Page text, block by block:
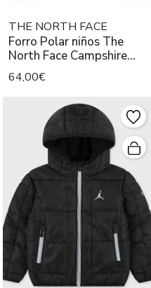
THE NORTH FACE
Forro Polar niños The
North Face Campshire
Verde
64,00€